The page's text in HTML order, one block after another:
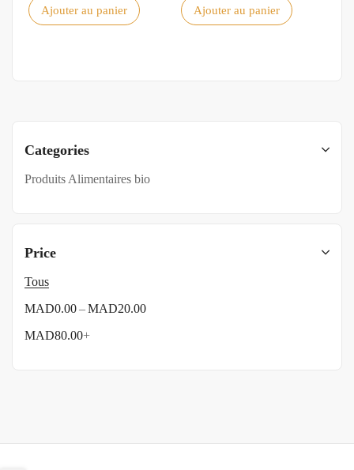
Categories
Produits Alimentaires bio
Price
Tous
MAD0.00–MAD20.00
MAD80.00+
Ajouter au panier Ajouter au panier